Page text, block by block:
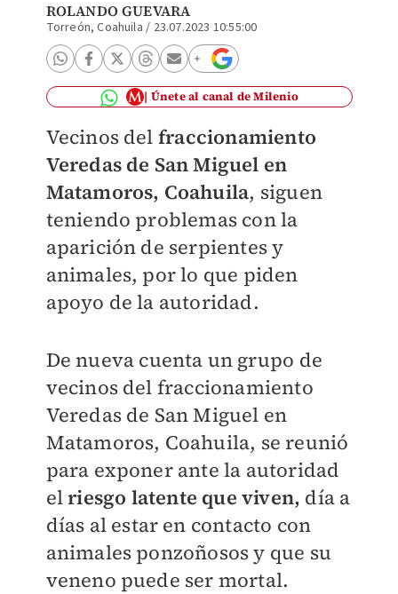
ROLANDO GUEVARA
Torreón, Coahuila / 23.07.2023 10:55:00
Únete al canal de Milenio
Vecinos del fraccionamiento
Veredas de San Miguel en
Matamoros, Coahuila, siguen
teniendo problemas con la
aparición de serpientes y
animales, por lo que piden
apoyo de la autoridad.
De nueva cuenta un grupo de
vecinos del fraccionamiento
Veredas de San Miguel en
Matamoros, Coahuila, se reunió
para exponer ante la autoridad
elriesgo latente que viven, día a
días al estar en contacto con
animales ponzoñosos y que su
veneno puede ser mortal.